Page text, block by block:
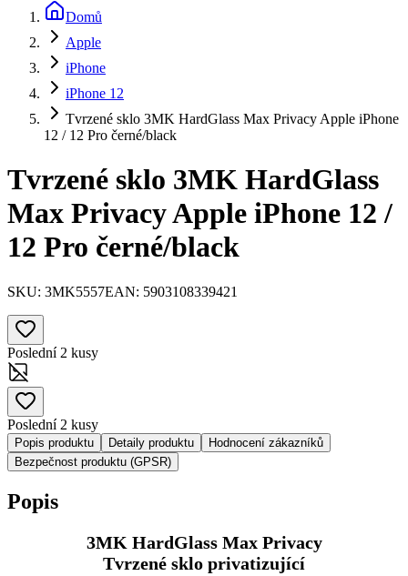
Domů
Apple
iPhone
iPhone 12
Tvrzené sklo 3MK HardGlass Max Privacy Apple iPhone
12 / 12 Pro černé/black
Tvrzené sklo 3MK HardGlass
Max Privacy Apple iPhone 12 /
12 Pro černé/black
SKU: 3MK5557EAN: 5903108339421
Poslední 2 kusy
Poslední 2 kusy
Popis produktu Detaily produktu
Hodnocení zákazníků
Bezpečnost produktu (GPSR)
Popis
3MK HardGlass Max Privacy
Tvrzené sklo privatizující